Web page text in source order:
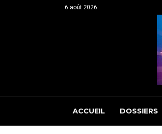
6 août 2026
ACCUEIL DOSSIERS